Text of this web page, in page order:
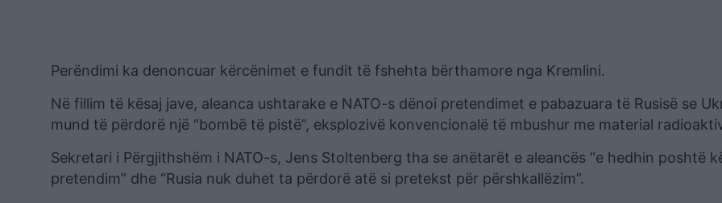
Perëndimi ka denoncuar kërcënimet e fundit të fshehta bërthamore nga Kremlini.
Në fillim të kësaj jave, aleanca ushtarake e NATO-s dënoi pretendimet e pabazuara të Rusisë se
mund të përdorë një “bombë të pistë”, eksplozivë konvencionalë të mbushur me material
Sekretari i Përgjithshëm i NATO-s, Jens Stoltenberg tha se anëtarët e aleancës “e hedhin poshtë
pretendim” dhe “Rusia nuk duhet ta përdorë atë si pretekst për përshkallëzim”.